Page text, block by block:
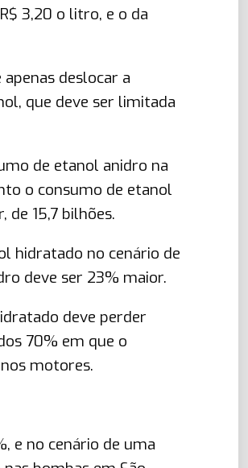
3,20 o litro, e o da
deslocar a
que deve ser limitada
de etanol anidro na
o consumo de etanol
15,7 bilhões.
hidratado no cenário de
deve ser 23% maior.
deve perder
70% em que o
motores.
e no cenário de uma